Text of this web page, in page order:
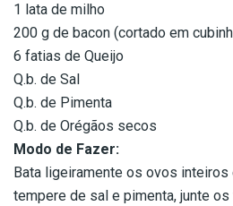
1 lata de milho
200 g de bacon (cortado em
6 fatias de Queijo
Q.b. de Sal
Q.b. de Pimenta
Q.b. de Orégãos secos
Modo de Fazer:
Bata ligeiramente os ovos
tempere de sal e pimenta, junte